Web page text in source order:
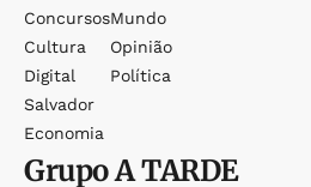
Concursos
Cultura
Digital
Salvador
Economia
Mundo
Opinião
Política
GrupoA TARDE